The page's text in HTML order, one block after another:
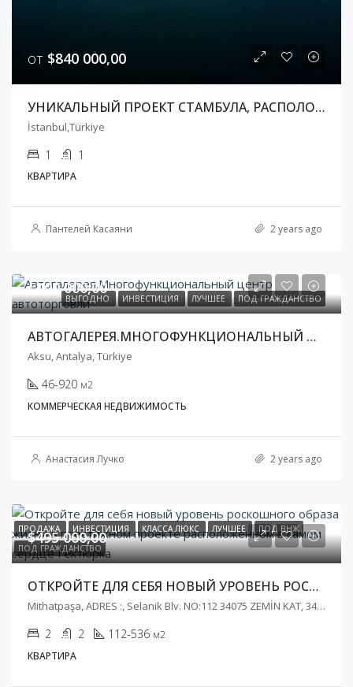
от $840 000,00
УНИКАЛЬНЫЙ ПРОЕКТ СТАМБУЛА, РАСПОЛОЖЕННЫЙ В САМОМ ЦЕНТРЕ, У ЗАЛИВА ЗОЛОТОЙ РОГ
İstanbul,Türkiye
1 1
КВАРТИРА
Пантелей Касаяни 2 years ago
ВЫГОДНО ИНВЕСТИЦИЯ ЛУЧШЕЕ ПОД ГРАЖДАНСТВО
€400 000,00
АВТОГАЛЕРЕЯ.МНОГОФУНКЦИОНАЛЬНЫЙ ЦЕНТР АВТОТОРГОВЛИ
Aksu, Antalya, Türkiye
46-920 м2
КОММЕРЧЕСКАЯ НЕДВИЖИМОСТЬ
Анастасия Лучко 2 years ago
ПРОДАЖА ИНВЕСТИЦИЯ КЛАССА ЛЮКС ЛУЧШЕЕ
ПОД ВНЖ
ПОД ГРАЖДАНСТВО
$495 000,00
ОТКРОЙТЕ ДЛЯ СЕБЯ НОВЫЙ УРОВЕНЬ РОСКОШНОГО ОБРАЗА ЖИЗНИ В ПРЕСТИЖНОМ ПРОЕКТЕ РАСПОЛОЖЕННОМ В САМОМ СЕРДЦЕ ГЁКТЮРКА
Mithatpaşa, ADRES :, Selanik Blv. NO:112 34075 ZEMİN KAT, 34060 Eyüpsultan/İstanbul
2 2 112-536 м2
КВАРТИРА